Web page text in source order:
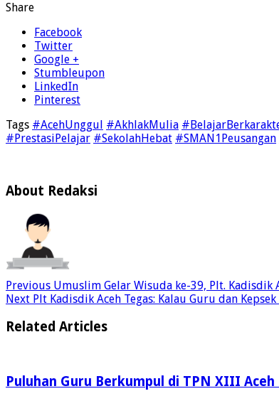
Share
Facebook
Twitter
Google +
Stumbleupon
LinkedIn
Pinterest
Tags #AcehUnggul #AkhlakMulia
#PrestasiPelajar #SekolahHebat #SMAN1Peusangan
About Redaksi
Previous Umuslim Gelar Wisuda ke-39, Plt.
Next Plt Kadisdik Aceh Tegas: Kalau Guru dan
Related Articles
Puluhan Guru Berkumpul di TPN XIII